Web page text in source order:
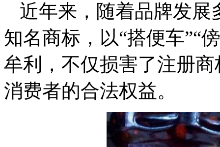
近年来，随着品牌发展
知名商标，以“搭便车”“
牟利，不仅损害了注册
消费者的合法权益。